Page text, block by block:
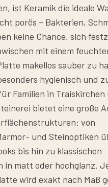
ist Keramik die ideale
porös – Bakterien,
keine Chance, sich
mit einem
makellos sauber zu
hygienisch und
Familien in Traiskirchen
bietet eine große
von
und Steinoptiken
bis hin zu klassischen
in matt oder hochglanz.
wird exakt nach Maß